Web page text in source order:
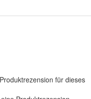
für dieses